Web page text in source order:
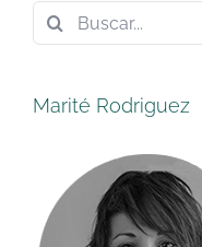
Buscar:
Marité Rodriguez